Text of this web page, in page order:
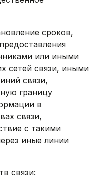
сроков,
или иными
сетей связи, иными
связи,
границу
в
связи,
с такими
иные линии
связи: